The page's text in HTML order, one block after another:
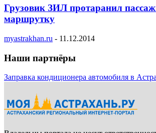
Грузовик ЗИЛ протаранил
маршрутку
myastrakhan.ru - 11.12.2014
Наши партнёры
Заправка кондиционера автомобиля в